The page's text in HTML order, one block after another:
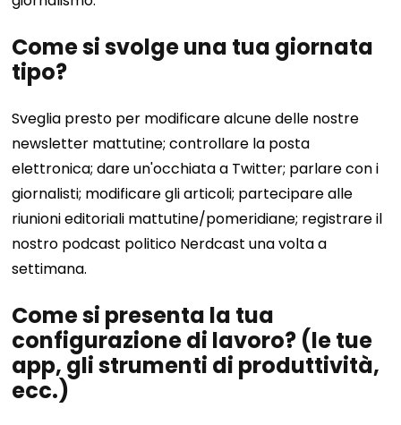
Come si svolge una tua giornata
tipo?
Sveglia presto per modificare alcune delle nostre
newsletter mattutine; controllare la posta
elettronica; dare un'occhiata a Twitter; parlare con i
giornalisti; modificare gli articoli; partecipare alle
riunioni editoriali mattutine/pomeridiane; registrare il
nostro podcast politico Nerdcast una volta a
settimana.
Come si presenta la tua
configurazione di lavoro? (le tue
app, gli strumenti di produttività,
ecc.)